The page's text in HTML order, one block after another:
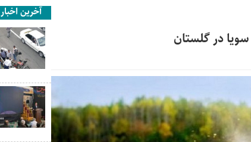
سویا در گلستان
آخرین اخبار